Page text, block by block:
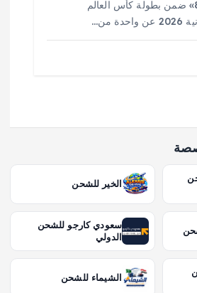
منافسات «تيكين 8» ضمن بطولة كأس العالم
من…
الخير للشحن
سعودي كارجو للشحن
الدولي
الشيماء للشحن